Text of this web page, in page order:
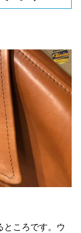
ところです。ウ